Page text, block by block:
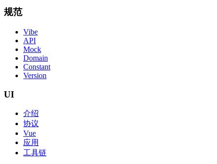
规范
Vibe
API
Mock
Domain
Constant
Version
UI
介绍
协议
Vue
应用
工具链